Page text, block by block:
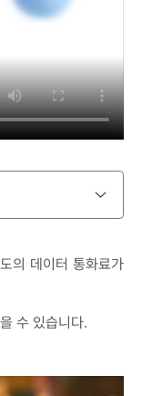
의 데이터 통화료가
수 있습니다.